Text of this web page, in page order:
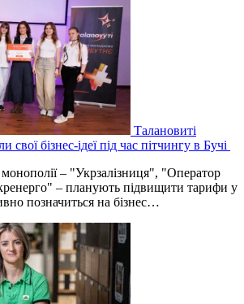
Талановиті
свої бізнес-ідеї під час пітчингу в Бучі
– "Укрзалізниця", "Оператор
– планують підвищити тарифи у
позначиться на бізнес…